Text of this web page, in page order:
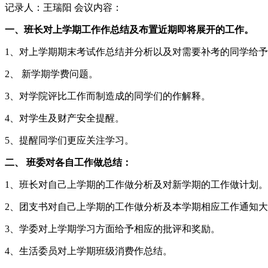
记录人：王瑞阳 会议内容：
一、班长对上学期工作作总结及布置近期即将展开的工作。
1、对上学期期末考试作总结并分析以及对需要补考的同学给予
2、 新学期学费问题。
3、对学院评比工作而制造成的同学们的作解释。
4、对学生及财产安全提醒。
5、提醒同学们更应关注学习。
二、 班委对各自工作做总结：
1、班长对自己上学期的工作做分析及对新学期的工作做计划。
2、团支书对自己上学期的工作做分析及本学期相应工作通知大
3、学委对上学期学习方面给予相应的批评和奖励。
4、生活委员对上学期班级消费作总结。